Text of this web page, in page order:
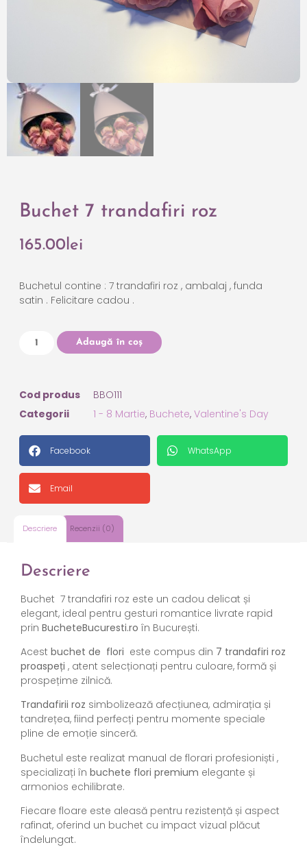
Buchet 7 trandafiri roz
165.00lei
Buchetul contine : 7 trandafiri roz , ambalaj , funda
satin . Felicitare cadou .
Adaugă în coș
Cod produs
BBO111
Categorii
1 - 8 Martie, Buchete, Valentine's Day
Facebook WhatsApp
Email
Descriere Recenzii (0)
Descriere
Buchet 7 trandafiri roz este un cadou delicat și
elegant, ideal pentru gesturi romantice livrate rapid
prin BucheteBucuresti.ro în București.
Acest buchet de flori este compus din 7 trandafiri roz
proaspeți , atent selecționați pentru culoare, formă și
prospețime zilnică.
Trandafirii roz simbolizează afecțiunea, admirația și
tandrețea, fiind perfecți pentru momente speciale
pline de emoție sinceră.
Buchetul este realizat manual de florari profesioniști ,
specializați în buchete flori premium elegante și
armonios echilibrate.
Fiecare floare este aleasă pentru rezistență și aspect
rafinat, oferind un buchet cu impact vizual plăcut
îndelungat.